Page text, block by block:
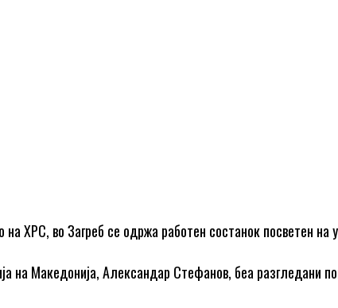
ХРС, во Загреб се одржа работен состанок посветен
на Македониja, Aлександар Стефанов, беа разгледани